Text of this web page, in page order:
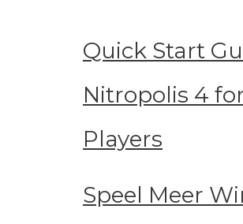
Quick Start
Nitropolis 4
Players
Speel Meer